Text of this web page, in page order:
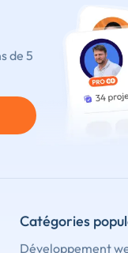
de 5
Catégories
Développement